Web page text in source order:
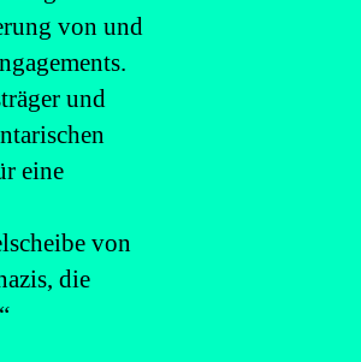
von und
und
eine
von
die